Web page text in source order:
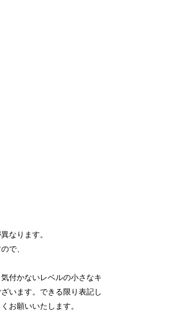
なります。
で、
付かないレベルの小さなキ
います。できる限り表記し
お願いいたします。